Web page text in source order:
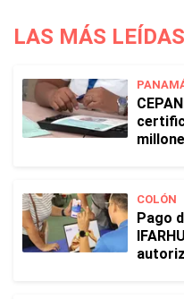
LAS MÁS LEÍDAS
COLÓN
Pago